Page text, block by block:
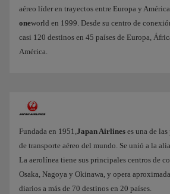
aéreo líder en trayectos entre Europa y
oneworld en 1999. Desde su centro de
casi 120 destinos en 45 países de Europa,
América.
Fundada en 1951,Japan Airlines es una de
de transporte aéreo del mundo. Se unió a la
La aerolínea tiene sus principales centros de
Osaka, Nagoya y Okinawa, y opera
diarios a más de 70 destinos en 20 países.